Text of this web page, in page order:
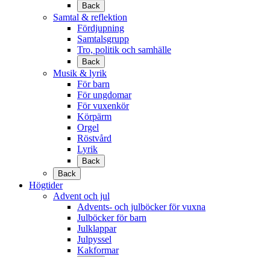
Back
Samtal & reflektion
Fördjupning
Samtalsgrupp
Tro, politik och samhälle
Back
Musik & lyrik
För barn
För ungdomar
För vuxenkör
Körpärm
Orgel
Röstvård
Lyrik
Back
Back
Högtider
Advent och jul
Advents- och julböcker för vuxna
Julböcker för barn
Julklappar
Julpyssel
Kakformar